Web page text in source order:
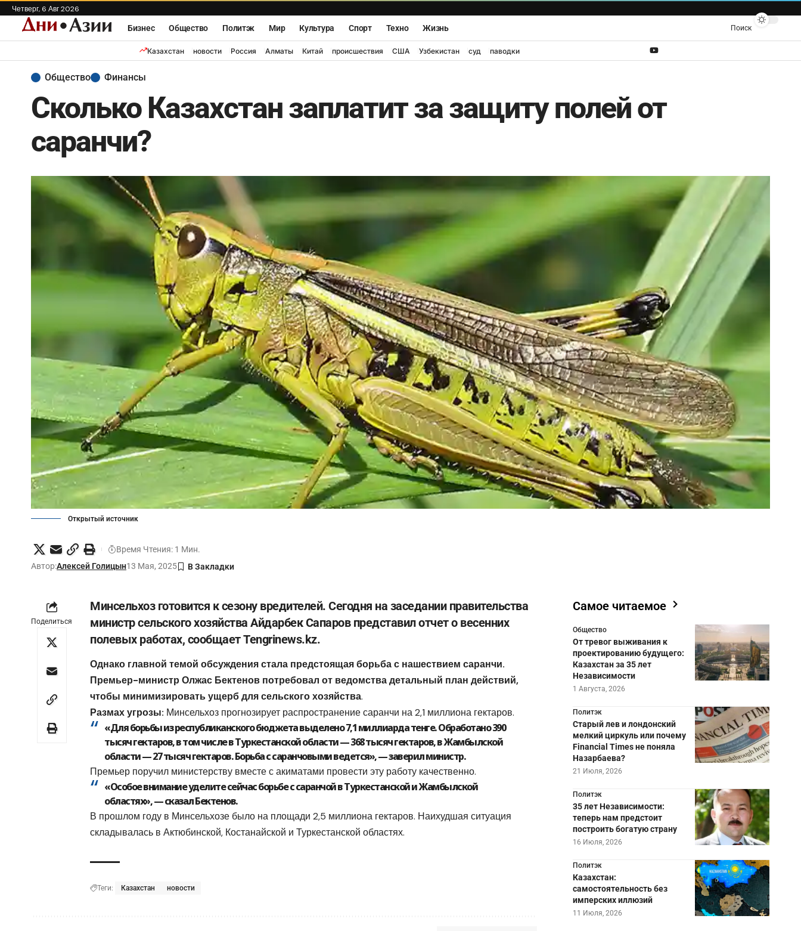
Четверг, 6 Авг 2026
Бизнес
Общество Политэк Мир Культура Спорт Техно Жизнь Поиск
Казахстан новости Россия Алматы Китай происшествия США Узбекистан суд паводки
Общество Финансы
Сколько Казахстан заплатит за защиту полей от
саранчи?
Открытый источник
Автор:Алексей Голицын13 Мая, 2025
Время Чтения: 1 Мин.
Поделиться
Минсельхоз готовится к сезону вредителей. Сегодня на заседании правительства
министр сельского хозяйства Айдарбек Сапаров представил отчет о весенних
полевых работах, сообщаетTengrinews.kz.
Однако главной темой обсуждения стала предстоящая борьба с нашествием саранчи.
Премьер-министр Олжас Бектенов потребовал от ведомства детальный план действий,
чтобы минимизировать ущерб для сельского хозяйства.
Размах угрозы: Минсельхоз прогнозирует распространение саранчи на 2,1 миллиона гектаров.
«Для борьбы из республиканского бюджета выделено 7,1 миллиарда тенге. Обработано 390
тысяч гектаров, в том числе в Туркестанской области — 368 тысяч гектаров, в Жамбылской
области — 27 тысяч гектаров. Борьба с саранчовыми ведется», — заверил министр.
Премьер поручил министерству вместе с акиматами провести эту работу качественно.
«Особое внимание уделите сейчас борьбе с саранчой в Туркестанской и Жамбылской
областях», — сказал Бектенов.
В прошлом году в Минсельхозе было на площади 2,5 миллиона гектаров. Наихудшая ситуация
складывалась в Актюбинской, Костанайской и Туркестанской областях.
Теги: Казахстан новости
Самое читаемое
Общество
От тревог выживания к
проектированию будущего:
Казахстан за 35 лет
Независимости
1 Августа, 2026
Политэк
Старый лев и лондонский
мелкий циркуль или почему
Financial Times не поняла
Назарбаева?
21 Июля, 2026
Политэк
35 лет Независимости:
теперь нам предстоит
построить богатую страну
16 Июля, 2026
Политэк
Казахстан:
самостоятельность без
имперских иллюзий
11 Июля, 2026